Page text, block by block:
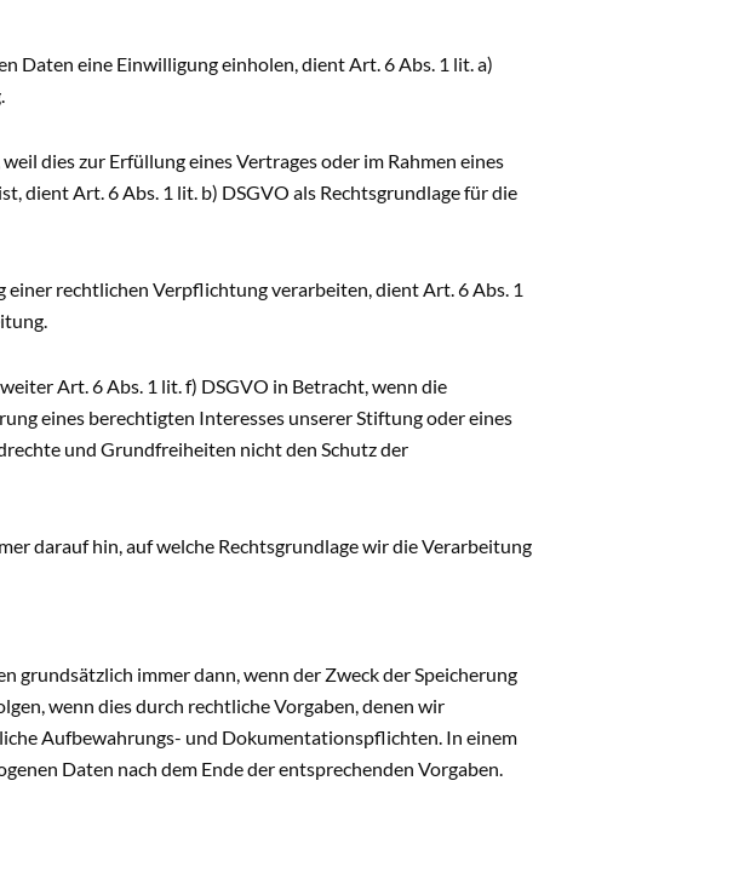
Daten eine Einwilligung einholen, dient Art. 6 Abs. 1 lit. a)
dies zur Erfüllung eines Vertrages oder im Rahmen eines
dient Art. 6 Abs. 1 lit. b) DSGVO als Rechtsgrundlage für die
rechtlichen Verpflichtung verarbeiten, dient Art. 6 Abs. 1
Art. 6 Abs. 1 lit. f) DSGVO in Betracht, wenn die
eines berechtigten Interesses unserer Stiftung oder eines
und Grundfreiheiten nicht den Schutz der
darauf hin, auf welche Rechtsgrundlage wir die Verarbeitung
grundsätzlich immer dann, wenn der Zweck der Speicherung
wenn dies durch rechtliche Vorgaben, denen wir
Aufbewahrungs- und Dokumentationspflichten. In einem
Daten nach dem Ende der entsprechenden Vorgaben.